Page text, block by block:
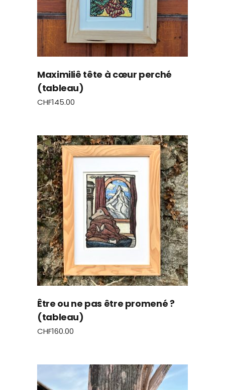
Maximiliê tête à cœur perché
(tableau)
CHF145.00
Être ou ne pas être promené ?
(tableau)
CHF160.00